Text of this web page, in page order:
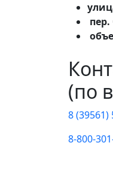
(по
8 (39561)
8-800-